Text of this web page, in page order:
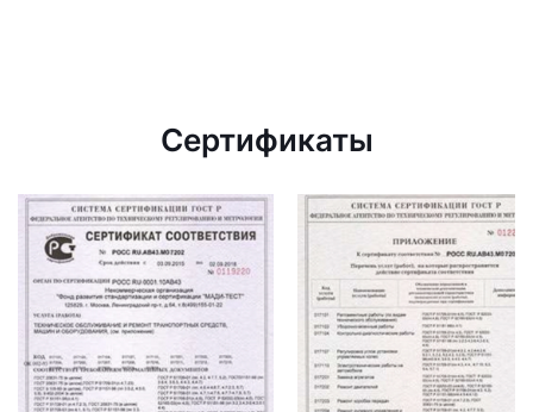
Сертификаты